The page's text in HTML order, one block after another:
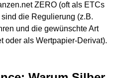
ZERO (oft als ETCs
die Regulierung (z.B.
und die gewünschte Art
oder als Wertpapier-Derivat).